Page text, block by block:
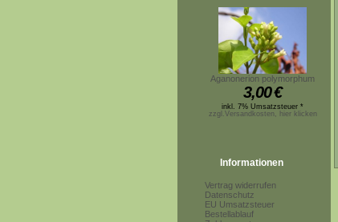
Aganonerion polymorphum
3,00€
inkl. 7% Umsatzsteuer *
zzgl.Versandkosten, hier klicken
Informationen
Vertrag widerrufen
Datenschutz
EU Umsatzsteuer
Bestellablauf